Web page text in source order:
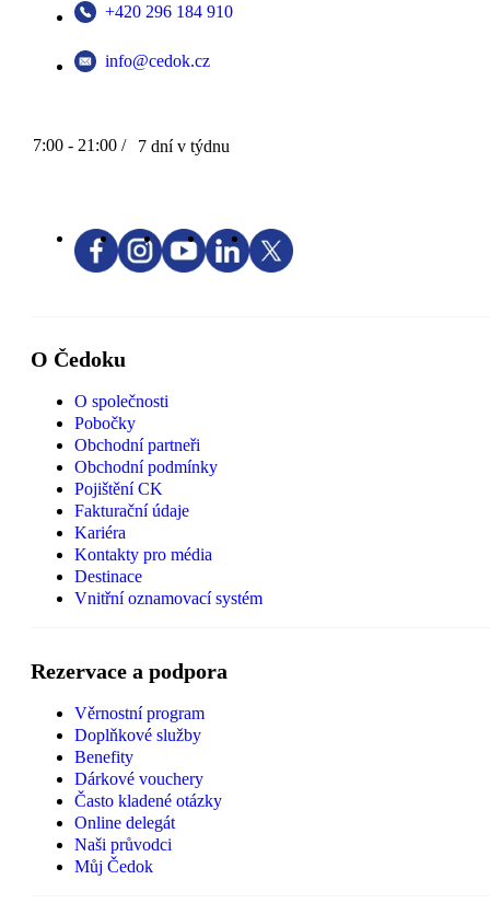
+420 296 184 910
info@cedok.cz
7:00 - 21:00 / 7 dní v týdnu
O Čedoku
O společnosti
Pobočky
Obchodní partneři
Obchodní podmínky
Pojištění CK
Fakturační údaje
Kariéra
Kontakty pro média
Destinace
Vnitřní oznamovací systém
Rezervace a podpora
Věrnostní program
Doplňkové služby
Benefity
Dárkové vouchery
Často kladené otázky
Online delegát
Naši průvodci
Můj Čedok